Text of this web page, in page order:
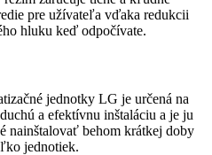
pre užívateľa vďaka redukcii
hluku keď odpočívate.
jednotky LG je určená na
a efektívnu inštaláciu a je ju
nainštalovať behom krátkej doby
jednotiek.